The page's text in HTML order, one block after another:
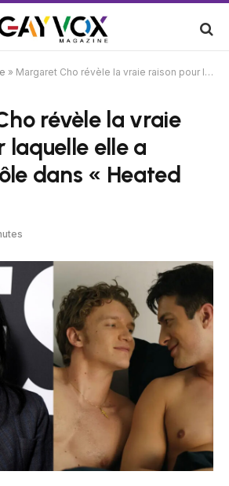
» Margaret Cho révèle la vraie raison pour laquelle elle a refusé un rôle dans « Heated Rivalry »
révèle la vraie
laquelle elle a
dans « Heated